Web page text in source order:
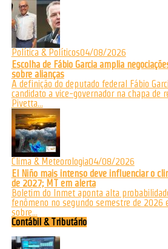
Política & Políticos04/08/2026
Escolha de Fábio Garcia amplia
sobre alianças
A definição do deputado federal Fábio
candidato a vice-governador na chapa de
Pivetta...
Clima & Meteorologia04/08/2026
El Niño mais intenso deve influenciar o
de 2027; MT em alerta
Boletim do Inmet aponta alta
fenômeno no segundo semestre de 2026
sobre...
Contábil & Tributário